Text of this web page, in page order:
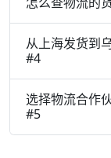
从上海发货到
#4
选择物流合作
#5